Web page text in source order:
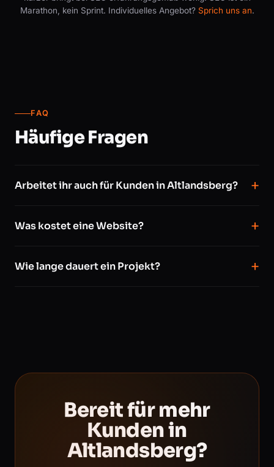
Marathon, kein Sprint. Individuelles Angebot? Sprich uns an.
FAQ
Häufige Fragen
Arbeitet ihr auch für Kunden in Altlandsberg?
Was kostet eine Website?
Wie lange dauert ein Projekt?
Bereit für mehr
Kunden in
Altlandsberg?